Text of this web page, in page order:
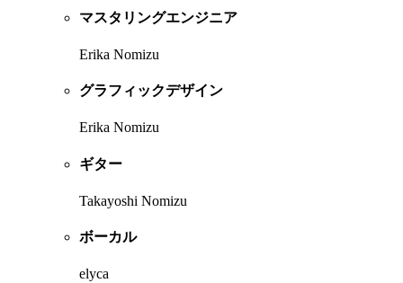
マスタリングエンジニア
Erika Nomizu
グラフィックデザイン
Erika Nomizu
ギター
Takayoshi Nomizu
ボーカル
elyca